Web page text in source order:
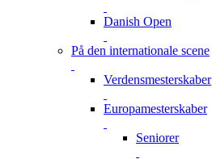
Danish Open
På den internationale scene
Verdensmesterskaber
Europamesterskaber
Seniorer